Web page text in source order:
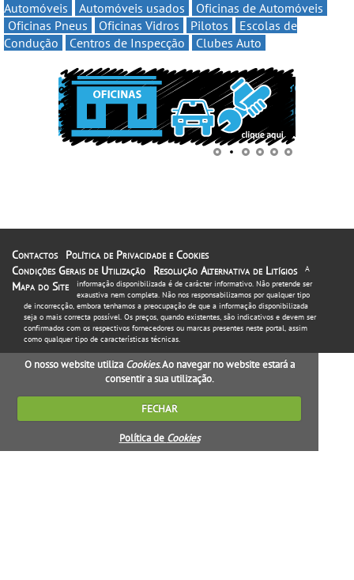
Automóveis Automóveis usados
Oficinas de Automóveis
Oficinas Pneus
Oficinas Vidros Pilotos
Escolas de
Condução
Centros de Inspecção Clubes Auto
Contactos
Política de Privacidade e Cookies
Condições Gerais de Utilização
Resolução Alternativa de Litígios
Mapa do Site
A
informação disponibilizada é de carácter informativo. Não pretende ser
exaustiva nem completa. Não nos responsabilizamos por qualquer tipo
de incorrecção, embora tenhamos a preocupação de que a informação disponibilizada
seja o mais correcta possível. Os preços, quando existentes, são indicativos e devem ser
confirmados com os respectivos fornecedores ou marcas presentes neste portal, assim
como qualquer tipo de características técnicas.
O nosso website utiliza Cookies. Ao navegar no website estará a
consentir a sua utilização.
FECHAR
Política de Cookies